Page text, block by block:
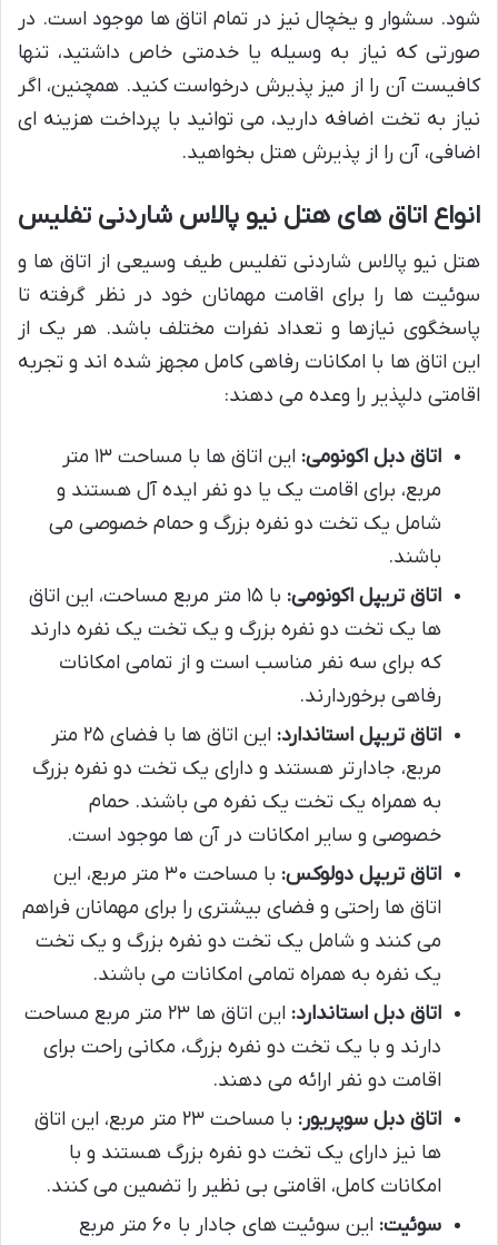
شود. سشوار و یخچال نیز در تمام اتاق ها موجود است. در
صورتی که نیاز به وسیله یا خدمتی خاص داشتید، تنها
کافیست آن را از میز پذیرش درخواست کنید. همچنین، اگر
نیاز به تخت اضافه دارید، می توانید با پرداخت هزینه ای
اضافی، آن را از پذیرش هتل بخواهید.
انواع اتاق های هتل نیو پالاس شاردنی تفلیس
هتل نیو پالاس شاردنی تفلیس طیف وسیعی از اتاق ها و
سوئیت ها را برای اقامت مهمانان خود در نظر گرفته تا
پاسخگوی نیازها و تعداد نفرات مختلف باشد. هر یک از
این اتاق ها با امکانات رفاهی کامل مجهز شده اند و تجربه
اقامتی دلپذیر را وعده می دهند:
اتاق دبل اکونومی:
این اتاق ها با مساحت ۱۳ متر
مربع، برای اقامت یک یا دو نفر ایده آل هستند و
شامل یک تخت دو نفره بزرگ و حمام خصوصی می
باشند.
اتاق تریپل اکونومی:
با ۱۵ متر مربع مساحت، این اتاق
ها یک تخت دو نفره بزرگ و یک تخت یک نفره دارند
که برای سه نفر مناسب است و از تمامی امکانات
رفاهی برخوردارند.
اتاق تریپل استاندارد:
این اتاق ها با فضای ۲۵ متر
مربع، جادارتر هستند و دارای یک تخت دو نفره بزرگ
به همراه یک تخت یک نفره می باشند. حمام
خصوصی و سایر امکانات در آن ها موجود است.
اتاق تریپل دولوکس:
با مساحت ۳۰ متر مربع، این
اتاق ها راحتی و فضای بیشتری را برای مهمانان فراهم
می کنند و شامل یک تخت دو نفره بزرگ و یک تخت
یک نفره به همراه تمامی امکانات می باشند.
اتاق دبل استاندارد:
این اتاق ها ۲۳ متر مربع مساحت
دارند و با یک تخت دو نفره بزرگ، مکانی راحت برای
اقامت دو نفر ارائه می دهند.
اتاق دبل سوپریور:
با مساحت ۲۳ متر مربع، این اتاق
ها نیز دارای یک تخت دو نفره بزرگ هستند و با
امکانات کامل، اقامتی بی نظیر را تضمین می کنند.
سوئیت:
این سوئیت های جادار با ۶۰ متر مربع